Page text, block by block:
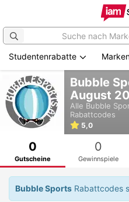
Hauptinhalt
springen
Studentenrabatte
Bubble
August
Alle Bubble
Rabattcodes
5,0
0
Gutscheine
0
Gewinnspiele
Bubble Sports Rabattcodes